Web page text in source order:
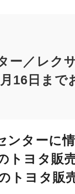
ー／レク
16日まで
ンターに
トヨタ販
トヨタ販